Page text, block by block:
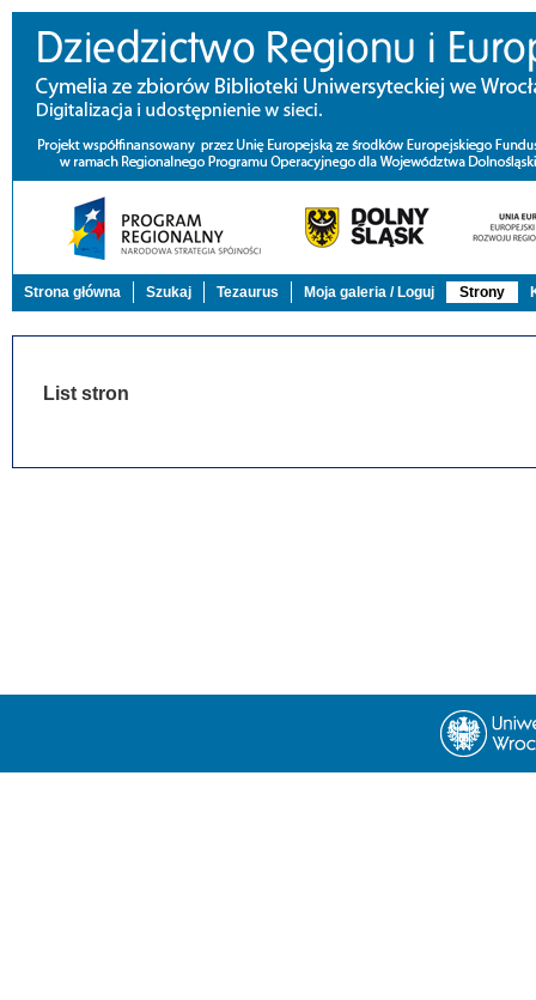
Strona główna Szukaj Tezaurus Moja galeria / Loguj Strony
List stron